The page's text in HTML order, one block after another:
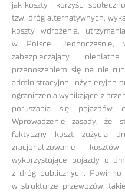
jak koszty i korzyści
tzw. dróg alternatywnych,
koszty wdrożenia,
w Polsce. Jednocześnie,
zabezpieczający
przenoszeniem się na nie
administracyjne, inżynieryjne
ograniczenia wynikające z
poruszania się pojazdów
Wprowadzenie zasady, że
faktyczny koszt zużycia
zracjonalizowanie
wykorzystujące pojazdy o
z dróg publicznych. Powinno
w strukturze przewozów,